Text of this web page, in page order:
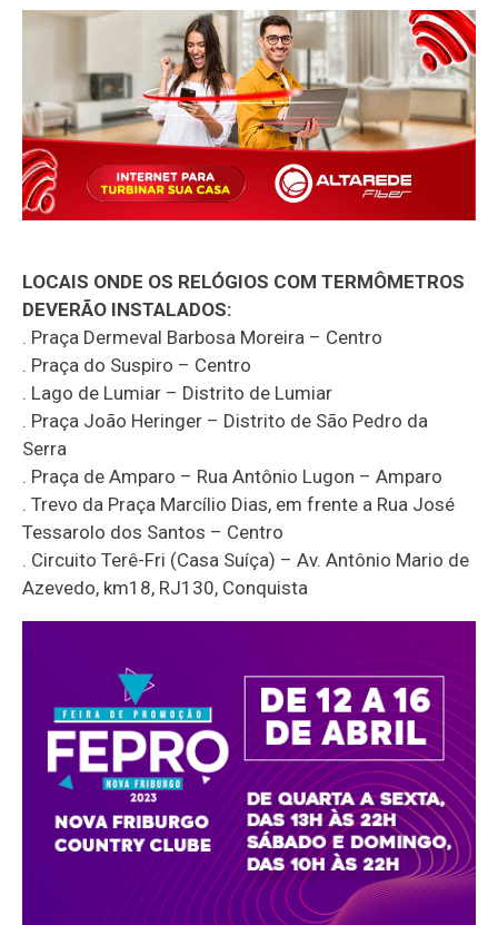
LOCAIS ONDE OS RELÓGIOS COM TERMÔMETROS
DEVERÃO INSTALADOS:
. Praça Dermeval Barbosa Moreira – Centro
. Praça do Suspiro – Centro
. Lago de Lumiar – Distrito de Lumiar
. Praça João Heringer – Distrito de São Pedro da
Serra
. Praça de Amparo – Rua Antônio Lugon – Amparo
. Trevo da Praça Marcílio Dias, em frente a Rua José
Tessarolo dos Santos – Centro
. Circuito Terê-Fri (Casa Suíça) – Av. Antônio Mario de
Azevedo, km18, RJ130, Conquista